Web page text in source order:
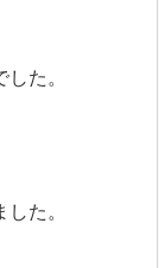
た。
た。